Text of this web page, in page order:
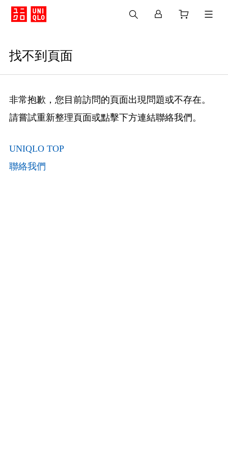
找不到頁面
非常抱歉，您目前訪問的頁面出現問題或不存在。
請嘗試重新整理頁面或點擊下方連結聯絡我們。
UNIQLO TOP
聯絡我們